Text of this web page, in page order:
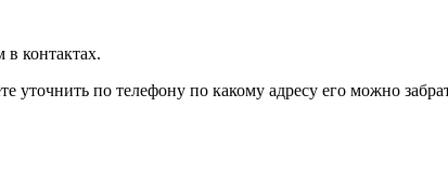
в контактах.
уточнить по телефону по какому адресу его можно